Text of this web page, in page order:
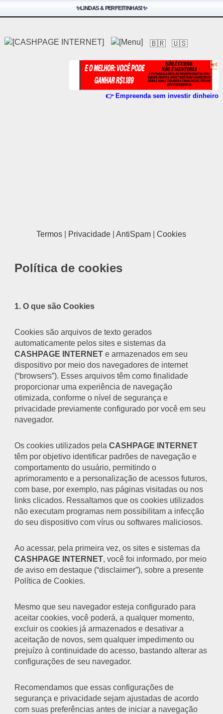
✨LINDAS & PERFEITINHAS!✨
🇧🇷 🇺🇸
👉 Empreenda sem investir dinheiro
Termos Privacidade |AntiSpam |Cookies
Política de cookies
1. O que são Cookies
Cookies são arquivos de texto gerados
automaticamente pelos sites e sistemas da
CASHPAGE INTERNETe armazenados em seu
dispositivo por meio dos navegadores de internet
(“browsers”). Esses arquivos têm como finalidade
proporcionar uma experiência de navegação
otimizada, conforme o nível de segurança e
privacidade previamente configurado por você em seu
navegador.
Os cookies utilizados pela CASHPAGE INTERNET
têm por objetivo identificar padrões de navegação e
comportamento do usuário, permitindo o
aprimoramento e a personalização de acessos futuros,
com base, por exemplo, nas páginas visitadas ou nos
links clicados. Ressaltamos que os cookies utilizados
não executam programas nem possibilitam a infecção
do seu dispositivo com vírus ou softwares maliciosos.
Ao acessar, pela primeira vez, os sites e sistemas da
CASHPAGE INTERNET, você foi informado, por meio
de aviso em destaque (“disclaimer”), sobre a presente
Política de Cookies.
Mesmo que seu navegador esteja configurado para
aceitar cookies, você poderá, a qualquer momento,
excluir os cookies já armazenados e desativar a
aceitação de novos, sem qualquer impedimento ou
prejuízo à continuidade do acesso, bastando alterar as
configurações de seu navegador.
Recomendamos que essas configurações de
segurança e privacidade sejam ajustadas de acordo
com suas preferências antes de iniciar a navegação